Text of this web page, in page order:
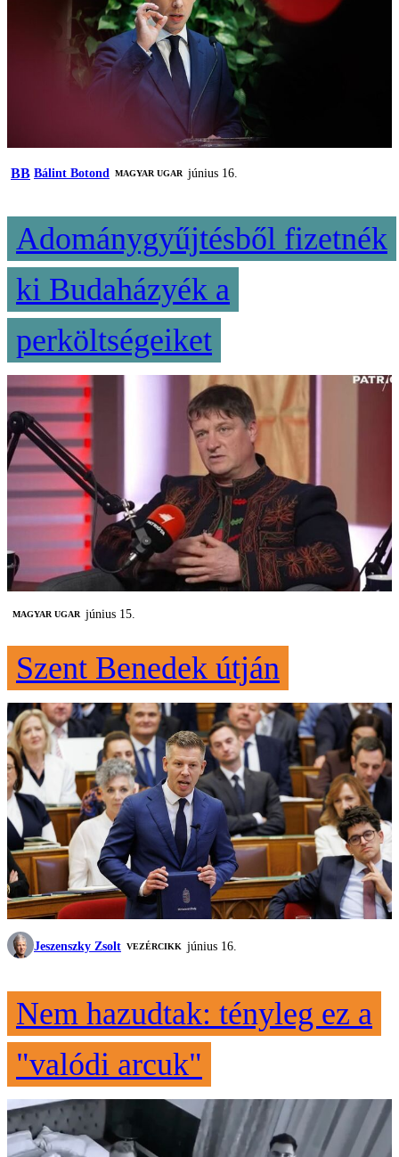
BB Bálint Botond MAGYAR UGAR június 16.
Adománygyűjtésből fizetnék
ki Budaházyék a
perköltségeiket
MAGYAR UGAR június 15.
Szent Benedek útján
Jeszenszky Zsolt VEZÉRCIKK június 16.
Nem hazudtak: tényleg ez a
"valódi arcuk"